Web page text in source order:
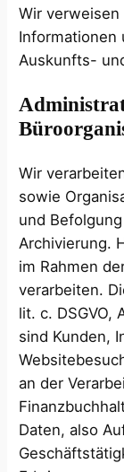
Wir
Informationen
Auskunfts-
Wir
sowie
und
Archivierung.
im Rahmen
verarbeiten.
lit. c. DSGVO,
sind Kunden,
an der
Daten, also